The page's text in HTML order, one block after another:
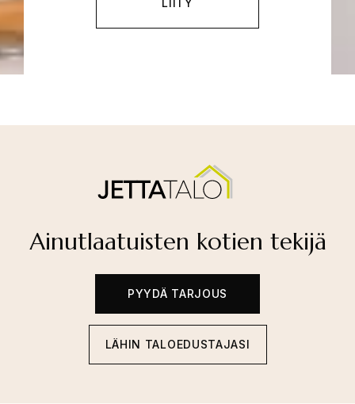
Ainutlaatuisten kotien tekijä
PYYDÄ TARJOUS
LÄHIN TALOEDUSTAJASI